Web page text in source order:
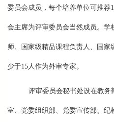
委员会成员，每个培养单位可推荐
会主席为评审委员会当然成员。学
师、国家级精品课程负责人、国家
少于15人作为外审专家。
评审委员会秘书处设在教
室、党委组织部、党委宣传部、纪